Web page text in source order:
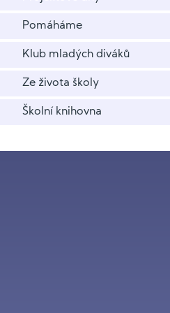
Pomáháme
Klub mladých diváků
Ze života školy
Školní knihovna